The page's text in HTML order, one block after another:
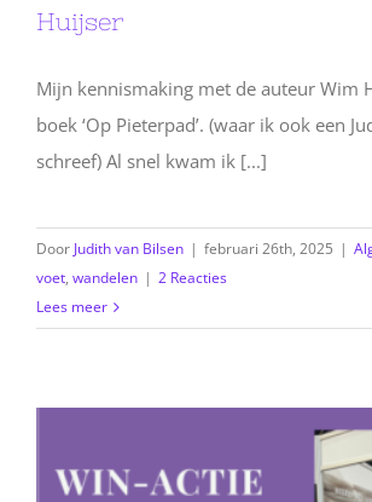
Huijser
Mijn kennismaking met de auteur Wim
boek ‘Op Pieterpad’. (waar ik ook een
schreef) Al snel kwam ik [...]
Door Judith van Bilsen | februari 26th, 2025 |
voet, wandelen | 2 Reacties
Lees meer